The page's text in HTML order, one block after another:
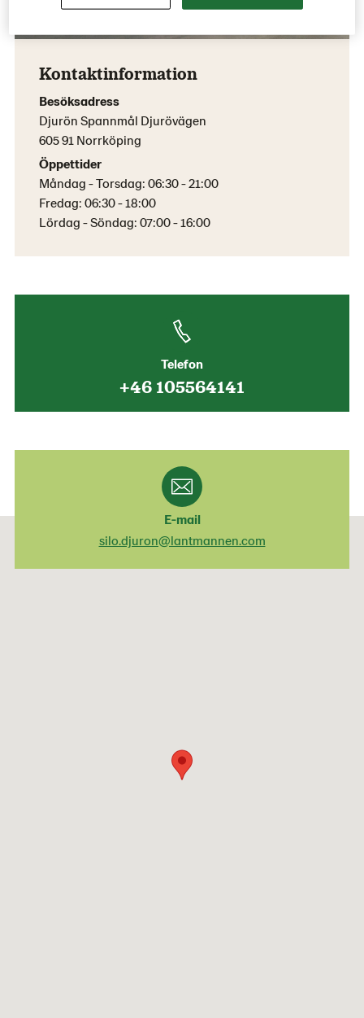
Kontaktinformation
Besöksadress
Djurön Spannmål Djurövägen
605 91 Norrköping
Öppettider
Måndag - Torsdag: 06:30 - 21:00
Fredag: 06:30 - 18:00
Lördag - Söndag: 07:00 - 16:00
Telefon
+46 105564141
E-mail
silo.djuron@lantmannen.com